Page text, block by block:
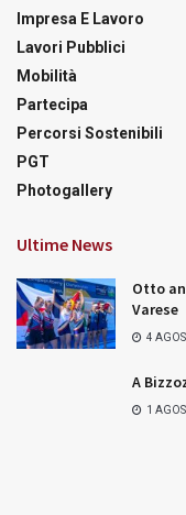
Impresa E Lavoro
Lavori Pubblici
Mobilità
Partecipa
Percorsi Sostenibili
PGT
Photogallery
Ultime News
Otto
Varese
4
A
1